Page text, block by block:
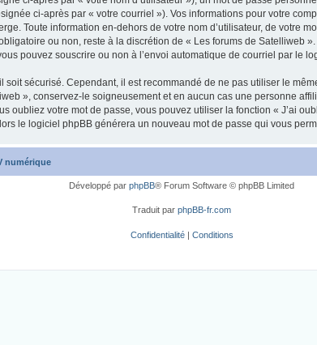
ci-après par « votre courriel »). Vos informations pour votre
Toute information en-dehors de votre nom d’utilisateur, de votre
ou non, reste à la discrétion de « Les forums de Satelliweb
pouvez souscrire ou non à l’envoi automatique de courriel par le
sécurisé. Cependant, il est recommandé de ne pas utiliser le
», conservez-le soigneusement et en aucun cas une personne
oubliez votre mot de passe, vous pouvez utiliser la fonction « J’ai
le logiciel phpBB générera un nouveau mot de passe qui vous
numérique
Développé par phpBB® Forum Software © phpBB Limited
Traduit par phpBB-fr.com
Confidentialité| Conditions